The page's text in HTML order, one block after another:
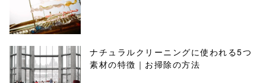
ナチュラルクリーニングに使われる5つ
素材の特徴｜お掃除の方法